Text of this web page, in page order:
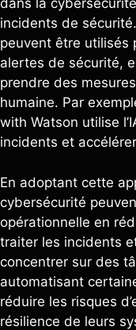
dans la
incidents de
peuvent être utilisés
alertes de sécurité,
prendre des
humaine. Par
with Watson utilise
incidents et
En adoptant cette
cybersécurité
opérationnelle en
traiter les incidents
concentrer sur des
automatisant
réduire les risques
résilience de leurs